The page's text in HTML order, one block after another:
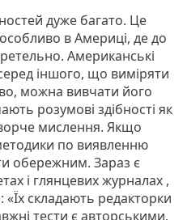
дуже багато. Це
в Америці, де до
Американські
іншого, що виміряти
можна вивчати його
розумові здібності як
мислення. Якщо
по виявленню
обережним. Зараз є
і глянцевих журналах ,
складають редакторки
тести є авторськими,